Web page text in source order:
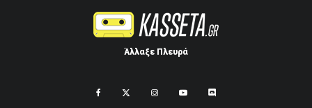
Άλλαξε Πλευρά